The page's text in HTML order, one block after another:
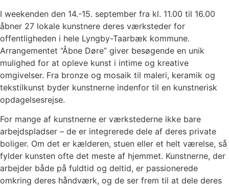
I weekenden den 14.-15. september fra kl. 11.00 til 16.00
åbner 27 lokale kunstnere deres værksteder for
offentligheden i hele Lyngby-Taarbæk kommune.
Arrangementet “Åbne Døre” giver besøgende en unik
mulighed for at opleve kunst i intime og kreative
omgivelser. Fra bronze og mosaik til maleri, keramik og
tekstilkunst byder kunstnerne indenfor til en kunstnerisk
opdagelsesrejse.
For mange af kunstnerne er værkstederne ikke bare
arbejdspladser – de er integrerede dele af deres private
boliger. Om det er kælderen, stuen eller et helt værelse, så
fylder kunsten ofte det meste af hjemmet. Kunstnerne, der
arbejder både på fuldtid og deltid, er passionerede
omkring deres håndværk, og de ser frem til at dele deres